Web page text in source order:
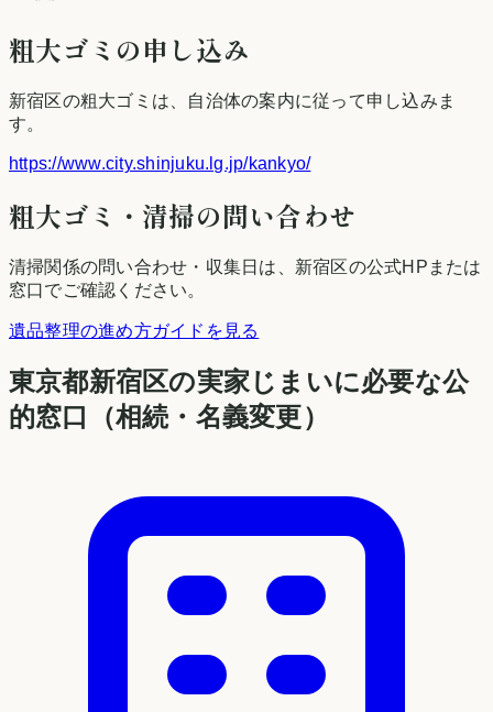
粗大ゴミの申し込み
新宿区の粗大ゴミは、自治体の案内に従って申し込みま
す。
https://www.city.shinjuku.lg.jp/kankyo/
粗大ゴミ・清掃の問い合わせ
清掃関係の問い合わせ・収集日は、 新宿区の公式HPまたは
窓口でご確認ください。
遺品整理の進め方ガイドを見る
東京都新宿区の実家じまいに必要な公
的窓口（相続・名義変更）